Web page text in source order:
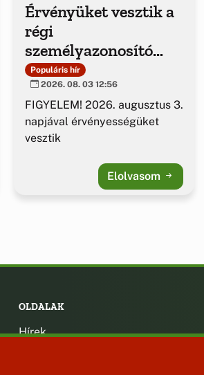
Érvényüket vesztik a
régi
személyazonosító
igazolványok
Populáris hír
2026. 08. 03 12:56
FIGYELEM! 2026. augusztus 3.
napjával érvényességüket
vesztik
Elolvasom
OLDALAK
Hírek